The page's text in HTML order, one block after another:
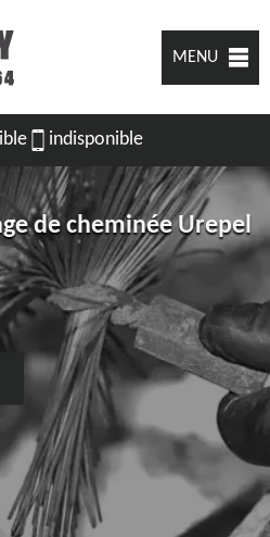
MENU
indisponible
de cheminée Urepel